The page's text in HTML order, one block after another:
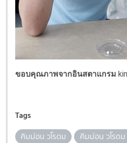
ขอบคุณภาพจากอินสตาแกรม
Tags
คิมม่อน วโรดม คิมม่อน วโรด